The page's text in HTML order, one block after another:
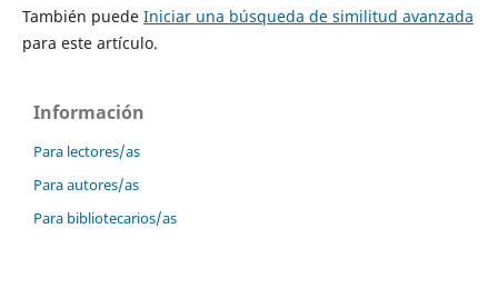
También puede Iniciar una búsqueda de similitud avanzada
para este artículo.
Información
Para lectores/as
Para autores/as
Para bibliotecarios/as